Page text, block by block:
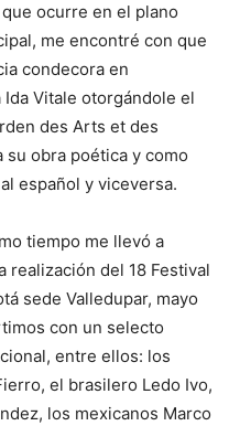
ocurre en el plano
me encontré con que
condecora en
Vitale otorgándole el
des Arts et des
obra poética y como
español y viceversa.
tiempo me llevó a
realización del 18 Festival
sede Valledupar, mayo
con un selecto
entre ellos: los
el brasilero Ledo Ivo,
los mexicanos Marco